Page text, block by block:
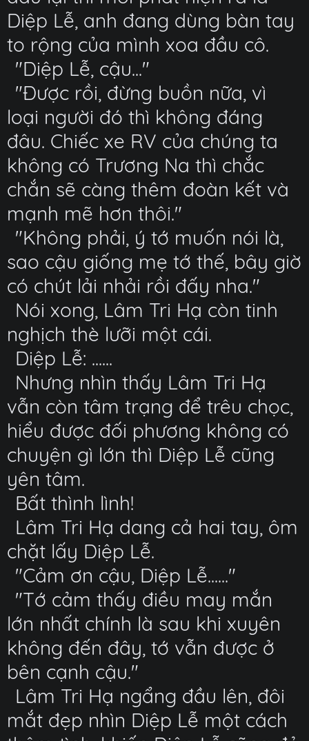
Diệp Lễ, anh đang dùng bàn tay
to rộng của mình xoa đầu cô.
"Diệp Lễ, cậu..."
"Được rồi, đừng buồn nữa, vì
loại người đó thì không đáng
đâu. Chiếc xe RV của chúng ta
không có Trương Na thì chắc
chắn sẽ càng thêm đoàn kết và
mạnh mẽ hơn thôi."
"Không phải, ý tớ muốn nói là,
sao cậu giống mẹ tớ thế, bây giờ
có chút lải nhải rồi đấy nha."
Nói xong, Lâm Tri Hạ còn tinh
nghịch thè lưỡi một cái.
Diệp Lễ: ......
Nhưng nhìn thấy Lâm Tri Hạ
vẫn còn tâm trạng để trêu chọc,
hiểu được đối phương không có
chuyện gì lớn thì Diệp Lễ cũng
yên tâm.
Bất thình lình!
Lâm Tri Hạ dang cả hai tay, ôm
chặt lấy Diệp Lễ.
"Cảm ơn cậu, Diệp Lễ......"
"Tớ cảm thấy điều may mắn
lớn nhất chính là sau khi xuyên
không đến đây, tớ vẫn được ở
bên cạnh cậu."
Lâm Tri Hạ ngẩng đầu lên, đôi
mắt đẹp nhìn Diệp Lễ một cách